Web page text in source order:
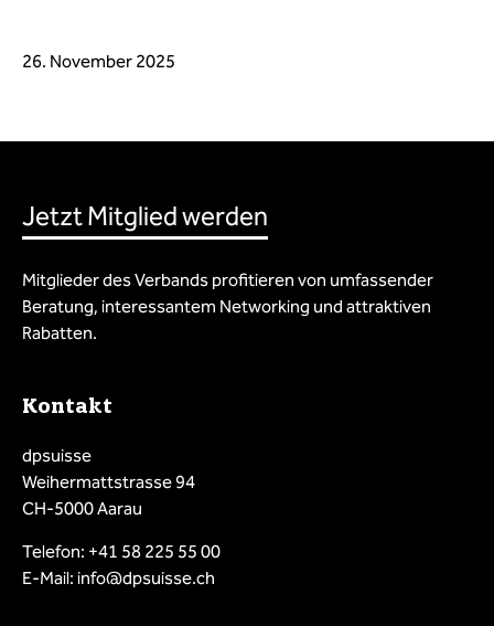
26. November 2025
Jetzt Mitglied werden
Mitglieder des Verbands profitieren von umfassender
Beratung, interessantem Networking und attraktiven
Rabatten.
Kontakt
dpsuisse
Weihermattstrasse 94
CH-5000 Aarau
Telefon: +41 58 225 55 00
E-Mail: info@dpsuisse.ch